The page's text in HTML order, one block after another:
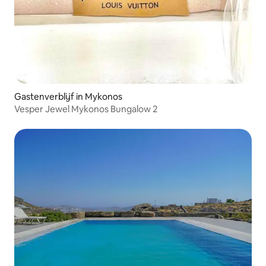
Gastenverblijf in Mykonos
Vesper Jewel Mykonos Bungalow 2